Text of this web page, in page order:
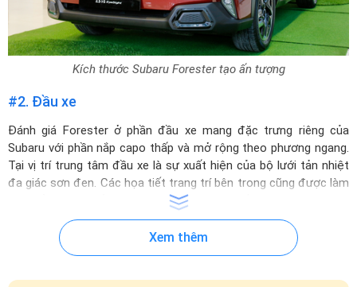
Kích thước Subaru Forester tạo ấn tượng
#2. Đầu xe
Đánh giá Forester ở phần đầu xe mang đặc trưng riêng của
Subaru với phần nắp capo thấp và mở rộng theo phương ngang.
Tại vị trí trung tâm đầu xe là sự xuất hiện của bộ lưới tản nhiệt
đa giác sơn đen. Các họa tiết trang trí bên trong cũng được làm
mới nổi bật. Hai ốp kim loại màu xám tinh tế phía trên nâng đỡ
lấy logo thương hiệu nằm chính giữa.
Xem thêm